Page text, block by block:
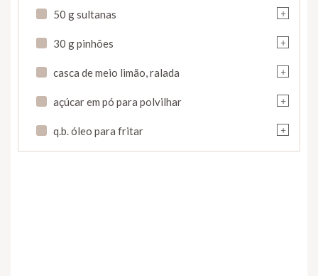
+
50 g sultanas
+
30 g pinhões
+
casca de meio limão, ralada
+
açúcar em pó para polvilhar
+
q.b. óleo para fritar